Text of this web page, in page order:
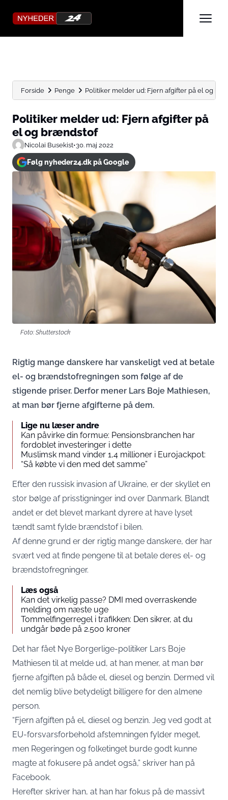
Forside Penge Politiker melder ud: Fjern afgifter på el og
Politiker melder ud: Fjern afgifter på
el og brændstof
Nicolai Busekist•30. maj 2022
Følg nyheder24.dk på Google
Foto: Shutterstock
Rigtig mange danskere har vanskeligt ved at betale
el- og brændstofregningen som følge af de
stigende priser. Derfor mener Lars Boje Mathiesen,
at man bør fjerne afgifterne på dem.
Lige nu læser andre
Kan påvirke din formue: Pensionsbranchen har
fordoblet investeringer i dette
Muslimsk mand vinder 1,4 millioner i Eurojackpot:
“Så købte vi den med det samme”
Efter den russisk invasion af Ukraine, er der skyllet en
stor bølge af prisstigninger ind over Danmark. Blandt
andet er det blevet markant dyrere at have lyset
tændt samt fylde brændstof i bilen.
Af denne grund er der rigtig mange danskere, der har
svært ved at finde pengene til at betale deres el- og
brændstofregninger.
Læs også
Kan det virkelig passe? DMI med overraskende
melding om næste uge
Tommelfingerregel i trafikken: Den sikrer, at du
undgår bøde på 2.500 kroner
Det har fået Nye Borgerlige-politiker Lars Boje
Mathiesen til at melde ud, at han mener, at man bør
fjerne afgiften på både el, diesel og benzin. Dermed vil
det nemlig blive betydeligt billigere for den almene
person.
“Fjern afgiften på el, diesel og benzin. Jeg ved godt at
EU-forsvarsforbehold afstemningen fylder meget,
men Regeringen og folketinget burde godt kunne
magte at fokusere på andet også,” skriver han på
Facebook.
Herefter skriver han, at han har fokus på de massivt